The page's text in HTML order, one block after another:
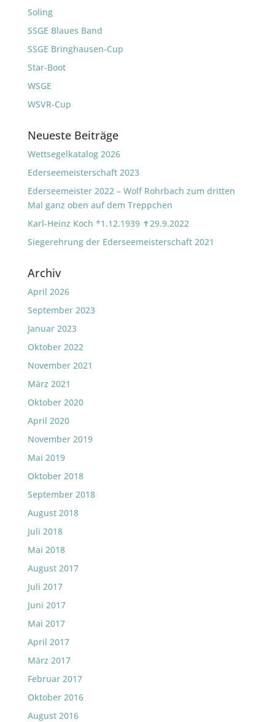
Soling
SSGE Blaues Band
SSGE Bringhausen-Cup
Star-Boot
WSGE
WSVR-Cup
Neueste Beiträge
Wettsegelkatalog 2026
Ederseemeisterschaft 2023
Ederseemeister 2022 – Wolf Rohrbach zum dritten
Mal ganz oben auf dem Treppchen
Karl-Heinz Koch *1.12.1939 ✝29.9.2022
Siegerehrung der Ederseemeisterschaft 2021
Archiv
April 2026
September 2023
Januar 2023
Oktober 2022
November 2021
März 2021
Oktober 2020
April 2020
November 2019
Mai 2019
Oktober 2018
September 2018
August 2018
Juli 2018
Mai 2018
August 2017
Juli 2017
Juni 2017
Mai 2017
April 2017
März 2017
Februar 2017
Oktober 2016
August 2016